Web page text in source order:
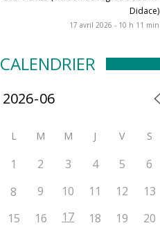
Didace)
17 avril 2026 - 10 h 11 min
CALENDRIER
L M M J V S
1 2 3 4 5 6
8
9 10 11 12 13
15
16 17 18 19 20